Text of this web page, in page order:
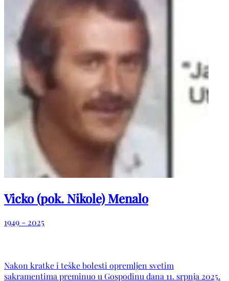
Vicko (pok. Nikole) Menalo
1949 - 2025
Nakon kratke i teške bolesti opremljen svetim
sakramentima preminuo u Gospodinu dana 11. srpnja 2025.